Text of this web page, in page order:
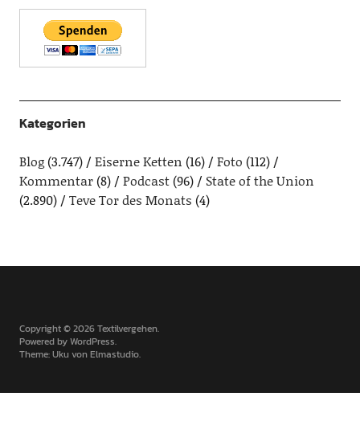
Kategorien
Blog(3.747) Eiserne Ketten (16) Foto (112)
Kommentar(8) Podcast(96)
State of the Union
(2.890)
Teve Tor des Monats (4)
Copyright © 2026 Textilvergehen
Powered byWordPress
Theme: Uku vonElmastudio